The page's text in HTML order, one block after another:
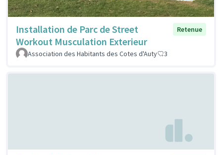
Installation de Parc de Street
Workout Musculation Exterieur
Retenue
Association des Habitants des Cotes d'Auty 3